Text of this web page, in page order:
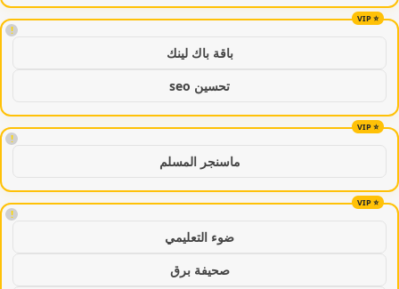
!
باقة باك لينك
تحسين seo
!
ماسنجر المسلم
!
ضوء التعليمي
صحيفة برق